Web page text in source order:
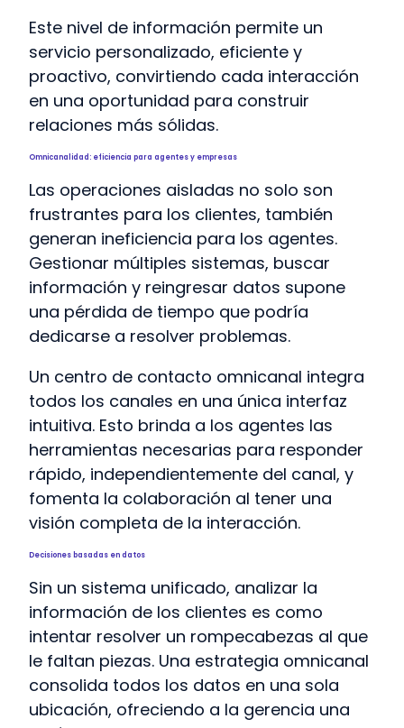
Este nivel de información permite un
servicio personalizado, eficiente y
proactivo, convirtiendo cada interacción
en una oportunidad para construir
relaciones más sólidas.
Omnicanalidad: eficiencia para agentes y empresas
Las operaciones aisladas no solo son
frustrantes para los clientes, también
generan ineficiencia para los agentes.
Gestionar múltiples sistemas, buscar
información y reingresar datos supone
una pérdida de tiempo que podría
dedicarse a resolver problemas.
Un centro de contacto omnicanal integra
todos los canales en una única interfaz
intuitiva. Esto brinda a los agentes las
herramientas necesarias para responder
rápido, independientemente del canal, y
fomenta la colaboración al tener una
visión completa de la interacción.
Decisiones basadas en datos
Sin un sistema unificado, analizar la
información de los clientes es como
intentar resolver un rompecabezas al que
le faltan piezas. Una estrategia omnicanal
consolida todos los datos en una sola
ubicación, ofreciendo a la gerencia una